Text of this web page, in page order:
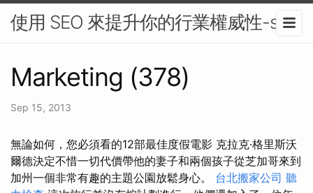
使用 SEO 來提升你的行業權威性-seo
Marketing (378)
Sep 15, 2013
無論如何，您必須看的12部最佳度假電影 克拉克·格里斯沃
爾德決定不惜一切代價帶他的妻子和兩個孩子從芝加哥來到
加州一個非常有趣的主題公園放鬆身心。 台北搬家公司 聽